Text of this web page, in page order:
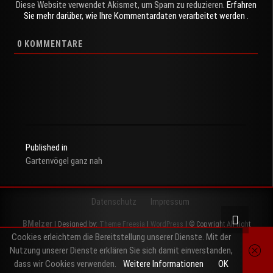
Diese Website verwendet Akismet, um Spam zu reduzieren. Erfahren
Sie mehr darüber, wie Ihre Kommentardaten verarbeitet werden .
0 KOMMENTARE
Beitragsnavigation
Published in
Gartenvögel ganz nah
Datenschutz Impressum
BMelzer | Designed by: Theme Freesia WordPress | © Copyright All right
reserved
InstagramTelegramTwitter 500px RSS
Cookies erleichtern die Bereitstellung unserer Dienste. Mit der
Nutzung unserer Dienste erklären Sie sich damit einverstanden,
dass wir Cookies verwenden.
Weitere Informationen OK